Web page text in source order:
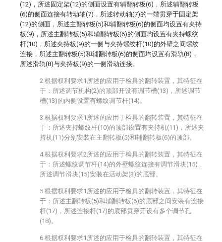
(12)，所述固定架(12)的侧面设置有辅翻转板(6)，所述辅翻转板
(6)的侧面连接有转动轴(7)，所述转动轴(7)的一端贯穿于固定架
(12)的侧面，所述主翻转板(5)和辅翻转板(6)的侧面均设置有夹持
板(9)，所述主翻转板(5)和辅翻转板(6)的侧面均设置有夹持螺纹
杆(10)，所述夹持板(9)的一侧与夹持螺纹杆(10)的外壁之间螺纹
连接，所述主翻转板(5)和辅翻转板(6)的侧面均设置有滑轨(8)，
所述滑轨(8)与夹持板(9)的一侧滑动连接。
2.根据权利要求1所述的应用于检具的翻转装置，其特征在
于：所述调节机构(2)的顶部开设有调节槽(13)，所述调节
槽(13)的内侧设置有螺纹调节杆(14)。
3.根据权利要求1所述的应用于检具的翻转装置，其特征在
于：所述夹持螺纹杆(10)的顶部设置有夹持机(11)，所述夹
持机(11)分别安装在主翻转板(5)和辅翻转板(6)的顶部。
4.根据权利要求2所述的应用于检具的翻转装置，其特征在
于：所述螺纹调节杆(14)的外壁螺纹连接有调节滑块(15)，
所述调节滑块(15)安装在活动架(3)的底部。
5.根据权利要求1所述的应用于检具的翻转装置，其特征在
于：所述主翻转板(5)和辅翻转板(6)的底部之间安装有连接
杆(17)，所述连接杆(17)的底部贯穿开设有多个调节孔
(18)。
6.根据权利要求1所述的应用于检具的翻转装置，其特征在